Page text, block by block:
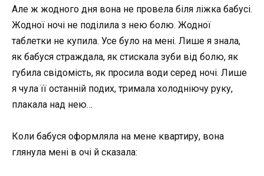
Але ж жодного дня вона не провела біля ліжка бабусі.
Жодної ночі не поділила з нею болю. Жодної
таблетки не купила. Усе було на мені. Лише я знала,
як бабуся страждала, як стискала зуби від болю, як
губила свідомість, як просила води серед ночі. Лише
я чула її останній подих, тримала холодніючу руку,
плакала над нею…
Коли бабуся оформляла на мене квартиру, вона
глянула мені в очі й сказала: